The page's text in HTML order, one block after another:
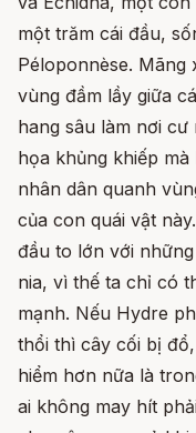
một trăm cái đầu,
Péloponnèse.
vùng đầm lầy giữa
hang sâu làm nơi
họa khủng khiếp
nhân dân quanh
của con quái vật
đầu to lớn với
nia, vì thế ta chỉ có
mạnh. Nếu Hydre
thổi thì cây cối bị
hiểm hơn nữa là
ai không may hít